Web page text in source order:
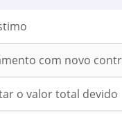
com novo
o valor total devido